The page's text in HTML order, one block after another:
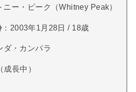
ニー・ピーク（Whitney Peak）
：2003年1月28日 / 18歳
ダ・カンパラ
成長中）